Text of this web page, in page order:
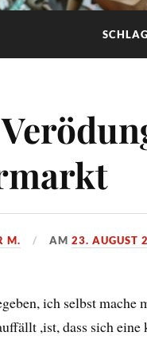
M. AM23. AUGUST
ich selbst
,ist, dass sich